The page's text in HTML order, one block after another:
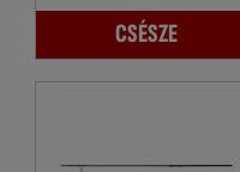
CSÉSZE